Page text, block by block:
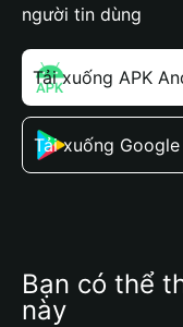
người tin dùng
Tải xuống APK
Tải xuống
Bạn có thể
này